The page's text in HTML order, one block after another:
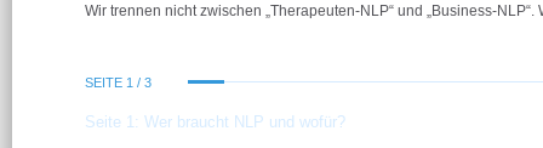
Wir trennen nicht zwischen „Therapeuten-NLP“ und „Business-
SEITE 1 / 3
Seite 1: Wer braucht NLP und wofür?